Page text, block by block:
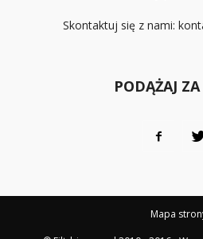
Skontaktuj się z nami:
PODĄŻAJ
Mapa